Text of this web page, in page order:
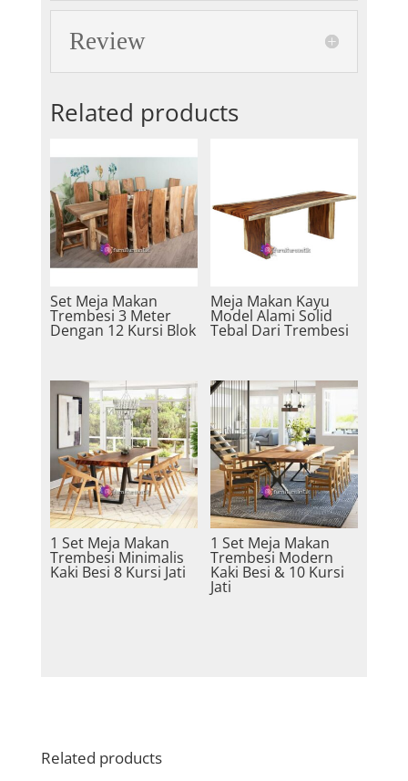
Review
Related products
Set Meja Makan
Trembesi 3 Meter
Dengan 12 Kursi Blok
Meja Makan Kayu
Model Alami Solid
Tebal Dari Trembesi
1 Set Meja Makan
Trembesi Minimalis
Kaki Besi 8 Kursi Jati
1 Set Meja Makan
Trembesi Modern
Kaki Besi & 10 Kursi
Jati
Related products